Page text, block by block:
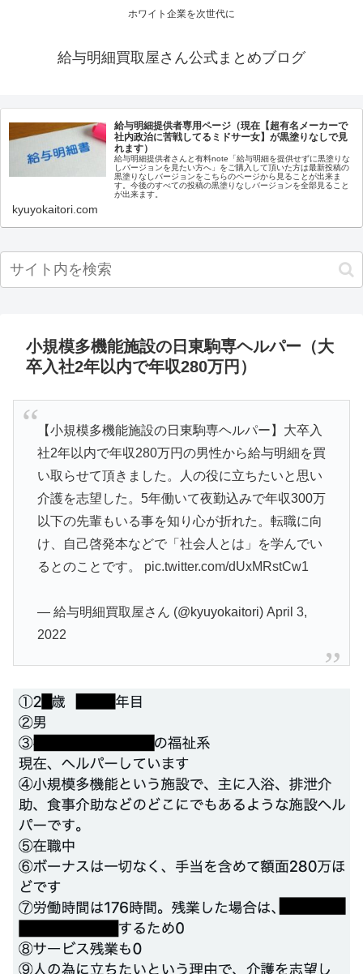
ホワイト企業を次世代に
給与明細買取屋さん公式まとめブログ
給与明細提供者専用ページ（現在【超有名メーカーで
社内政治に苦戦してるミドサー女】が黒塗りなしで見
れます）
給与明細提供者さんと有料note「給与明細を提供せずに黒塗りな
しバージョンを見たい方へ」をご購入して頂いた方は最新投稿の
黒塗りなしバージョンをこちらのページから見ることが出来ま
す。今後のすべての投稿の黒塗りなしバージョンを全部見ること
が出来ます。
kyuyokaitori.com
小規模多機能施設の日東駒専ヘルパー（大
卒入社2年以内で年収280万円）
【小規模多機能施設の日東駒専ヘルパー】大卒入
社2年以内で年収280万円の男性から給与明細を買
い取らせて頂きました。人の役に立ちたいと思い
介護を志望した。5年働いて夜勤込みで年収300万
以下の先輩もいる事を知り心が折れた。転職に向
け、自己啓発本などで「社会人とは」を学んでい
るとのことです。 pic.twitter.com/dUxMRstCw1
— 給与明細買取屋さん (@kyuyokaitori) April 3,
2022